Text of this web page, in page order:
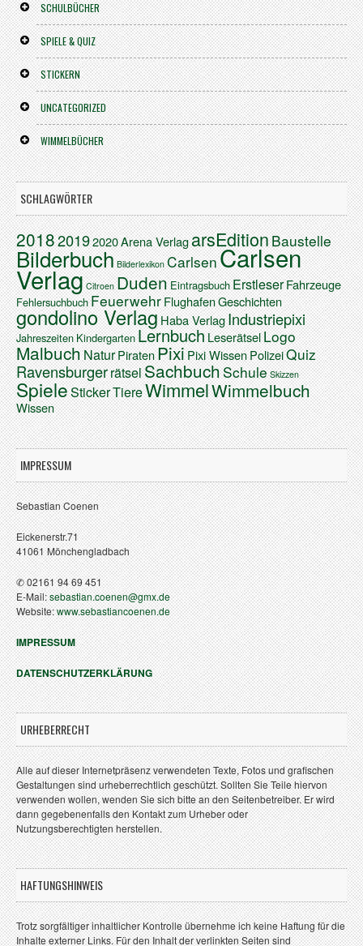
SCHULBÜCHER
SPIELE & QUIZ
STICKERN
UNCATEGORIZED
WIMMELBÜCHER
SCHLAGWÖRTER
201820192020Arena VerlagarsEditionBaustelle
Bilderbuch Bilderlexikon CarlsenCarlsen
Verlag Citroen DudenEintragsbuchErstleserFahrzeuge
FehlersuchbuchFeuerwehrFlughafenGeschichten
gondolino VerlagHaba VerlagIndustriepixi
JahreszeitenKindergartenLernbuchLeserätselLogo
MalbuchNaturPiratenPixiPixi WissenPolizeiQuiz
RavensburgerrätselSachbuchSchule Skizzen
SpieleStickerTiereWimmelWimmelbuch
Wissen
IMPRESSUM
Sebastian Coenen
Eickenerstr.71
41061 Mönchengladbach
✆ 02161 94 69 451
E-Mail:sebastian.coenen@gmx.de
Website:www.sebastiancoenen.de
IMPRESSUM
DATENSCHUTZERKLÄRUNG
URHEBERRECHT
Alle auf dieser Internetpräsenz verwendeten Texte, Fotos und grafischen
Gestaltungen sind urheberrechtlich geschützt. Sollten Sie Teile hiervon
verwenden wollen, wenden Sie sich bitte an den Seitenbetreiber. Er wird
dann gegebenenfalls den Kontakt zum Urheber oder
Nutzungsberechtigten herstellen.
HAFTUNGSHINWEIS
Trotz sorgfältiger inhaltlicher Kontrolle übernehme ich keine Haftung für die
Inhalte externer Links. Für den Inhalt der verlinkten Seiten sind